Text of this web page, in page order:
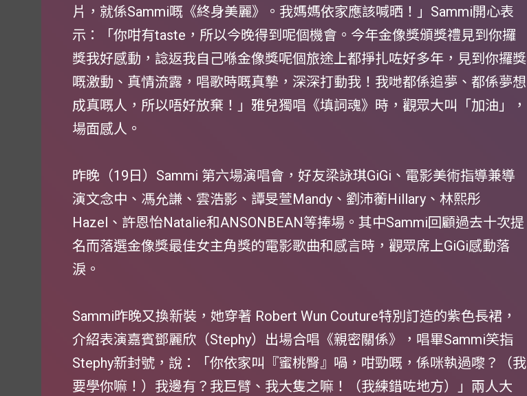
片，就係Sammi嘅《終身美麗》。我媽媽依家應該喊晒！」Sammi開心表
示：「你咁有taste，所以今晚得到呢個機會。今年金像獎頒獎禮見到你攞
獎我好感動，諗返我自己喺金像獎呢個旅途上都掙扎咗好多年，見到你攞獎
嘅激動、真情流露，唱歌時嘅真摯，深深打動我！我哋都係追夢、都係夢想
成真嘅人，所以唔好放棄！」雅兒獨唱《填詞魂》時，觀眾大叫「加油」，
場面感人。
昨晚（19日）Sammi 第六場演唱會，好友梁詠琪GiGi、電影美術指導兼導
演文念中、馮允謙、雲浩影、譚旻萱Mandy、劉沛蘅Hillary、林熙彤
Hazel、許恩怡Natalie和ANSONBEAN等捧場。其中Sammi回顧過去十次提
名而落選金像獎最佳女主角獎的電影歌曲和感言時，觀眾席上GiGi感動落
淚。
Sammi昨晚又換新裝，她穿著 Robert Wun Couture特別訂造的紫色長裙，
介紹表演嘉賓鄧麗欣（Stephy）出場合唱《親密關係》，唱畢Sammi笑指
Stephy新封號，說：「你依家叫『蜜桃臀』喎，咁勁嘅，係咪執過嚟？（我
要學你嘛！）我邊有？我巨臂、我大隻之嘛！（我練錯咗地方）」兩人大